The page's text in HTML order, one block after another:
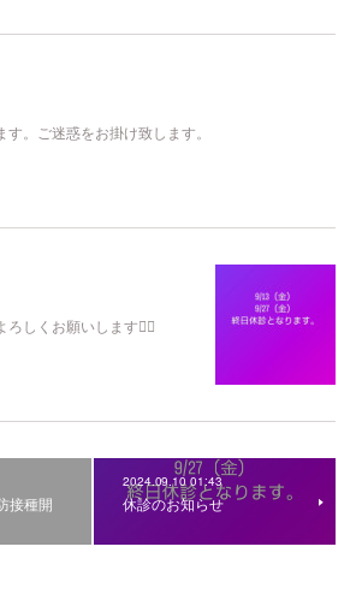
。ご迷惑をお掛け致します。
ろしくお願いします🙇‍♀️
接種開
2024.09.10 01:43
休診のお知らせ